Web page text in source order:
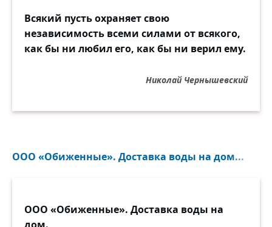
Всякий пусть охраняет свою
независимость всеми силами от всякого,
как бы ни любил его, как бы ни верил ему.
Николай Чернышевский
ООО «Обиженные». Доставка воды на дом...
ООО «Обиженные». Доставка воды на